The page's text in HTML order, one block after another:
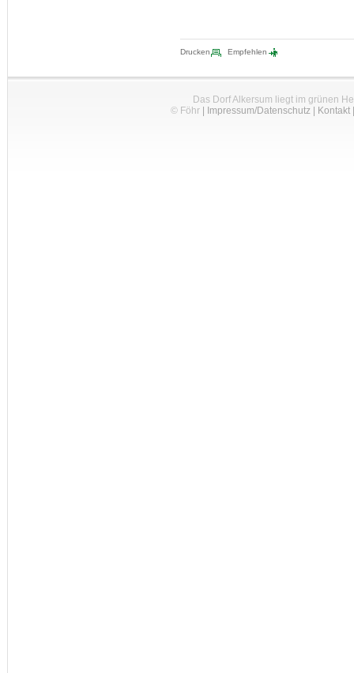
Drucken Empfehlen
Das Dorf Alkersum liegt im grünen
© Föhr| Impressum/Datenschutz| Kontakt